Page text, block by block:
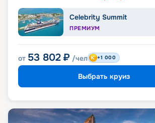
Celebrity Summit
ПРЕМИУМ
от 53 802 ₽ /чел +1 000
Выбрать круиз